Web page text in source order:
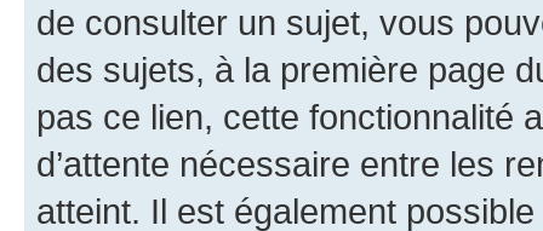
de consulter un sujet, vous
des sujets, à la première page
pas ce lien, cette fonctionnalité
d’attente nécessaire entre les
atteint. Il est également